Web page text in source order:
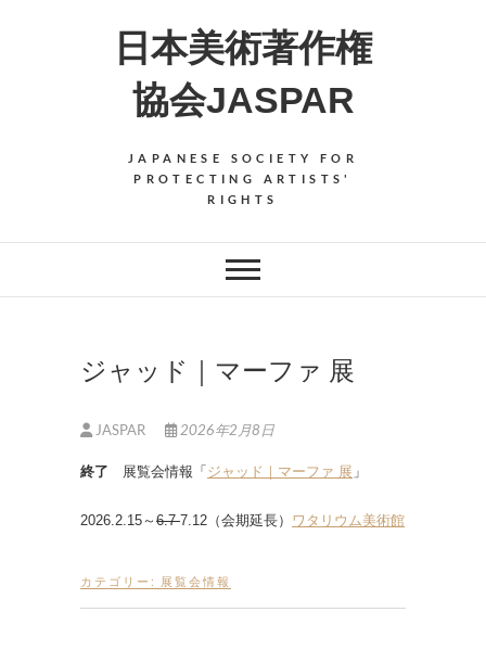
日本美術著作権
協会JASPAR
JAPANESE SOCIETY FOR
PROTECTING ARTISTS'
RIGHTS
ジャッド｜マーファ 展
JASPAR 2026年2月8日
終了 展覧会情報「 ジャッド｜マーファ 展 」
2026.2.15～ 6.77.12（会期延長） ワタリウム美術館
カテゴリー: 展覧会情報